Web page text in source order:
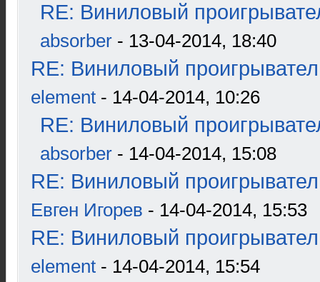
RE: Виниловый
absorber - 13-04-2014, 18:40
RE: Виниловый
element - 14-04-2014, 10:26
RE: Виниловый
absorber - 14-04-2014, 15:08
RE: Виниловый
Евген Игорев - 14-04-2014, 15:53
RE: Виниловый
element - 14-04-2014, 15:54